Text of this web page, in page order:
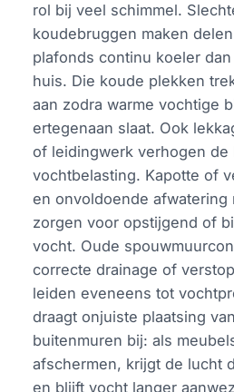
rol bij veel schimmel.
koudebruggen maken
plafonds continu koeler
huis. Die koude plekken
aan zodra warme vochtige
ertegenaan slaat. Ook
of leidingwerk verhogen de
vochtbelasting. Kapotte of
en onvoldoende
zorgen voor opstijgend of
vocht. Oude
correcte drainage of
leiden eveneens tot
draagt onjuiste plaatsing
buitenmuren bij: als
afschermen, krijgt de lucht
en blijft vocht langer